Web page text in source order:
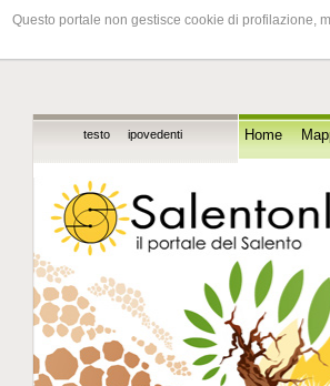
Questo portale non gestisce cookie di profilazione,
testo ipovedenti Home